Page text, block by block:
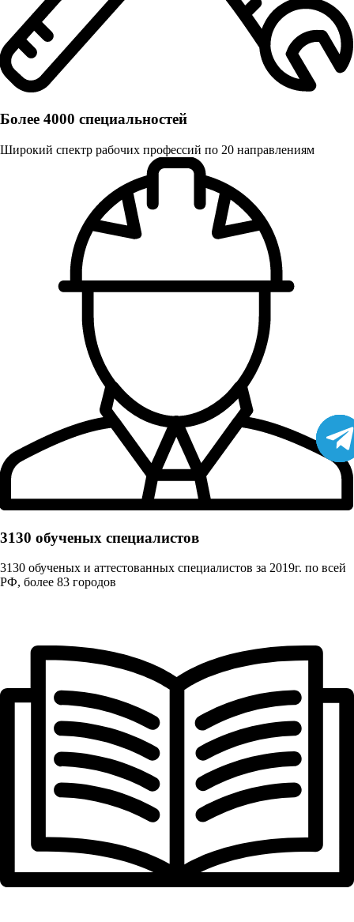
Более 4000 специальностей
Широкий спектр рабочих профессий по 20 направлениям
3130 обученых cпециалистов
3130 обученых и аттестованных специалистов за 2019г. по всей
РФ, более 83 городов